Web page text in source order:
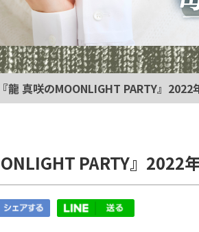
『龍 真咲のMOONLIGHT PARTY』
PARTY』2022